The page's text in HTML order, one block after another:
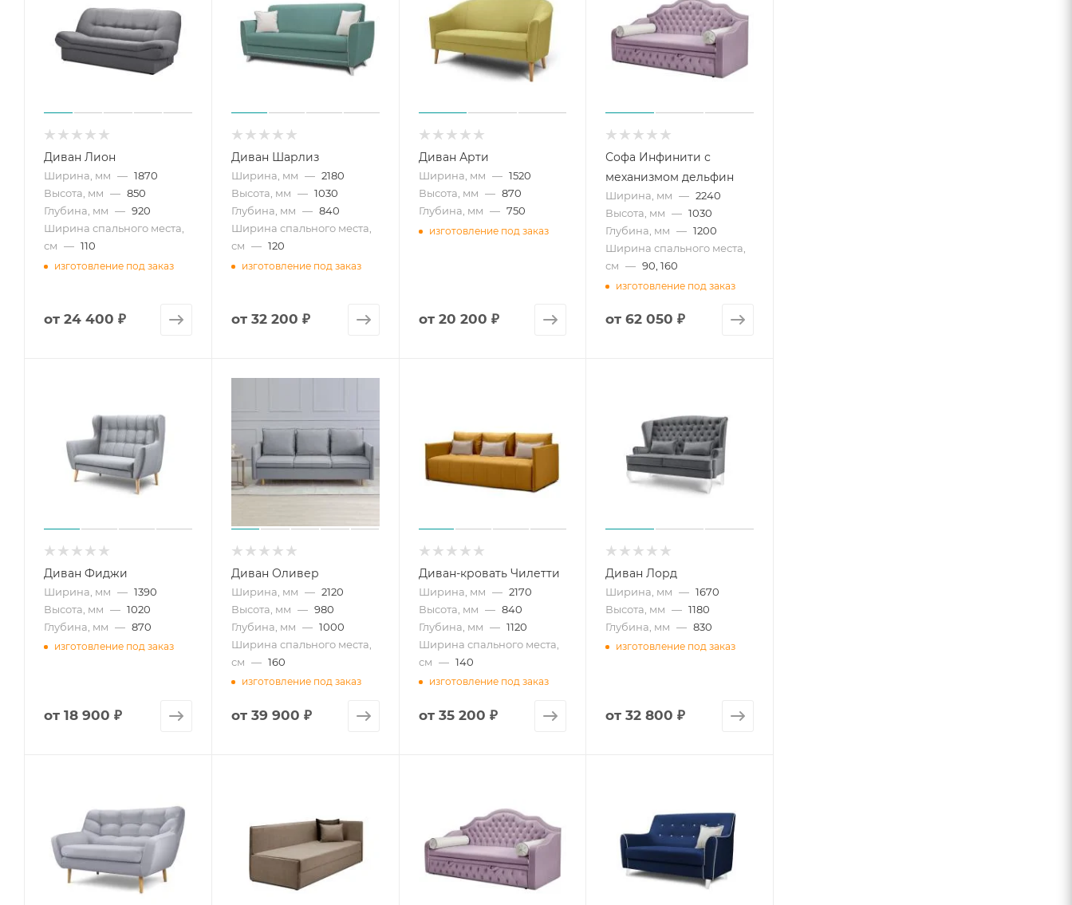
Диван Лион
Ширина, мм — 1870
Высота, мм — 850
Глубина, мм — 920
Ширина спального места,
см — 110
изготовление под заказ
от 24 400 ₽
Диван Шарлиз
Ширина, мм — 2180
Высота, мм — 1030
Глубина, мм — 840
Ширина спального места,
см — 120
изготовление под заказ
от 32 200 ₽
Диван Арти
Ширина, мм — 1520
Высота, мм — 870
Глубина, мм — 750
изготовление под заказ
от 20 200 ₽
Софа Инфинити с
механизмом дельфин
Ширина, мм — 2240
Высота, мм — 1030
Глубина, мм — 1200
Ширина спального места,
см — 90, 160
изготовление под заказ
от62 050 ₽
Диван Фиджи
Ширина, мм — 1390
Высота, мм — 1020
Глубина, мм — 870
изготовление под заказ
от 18 900 ₽
Диван Оливер
Ширина, мм — 2120
Высота, мм — 980
Глубина, мм — 1000
Ширина спального места,
см — 160
изготовление под заказ
от 39 900 ₽
Диван-кровать Чилетти
Ширина, мм — 2170
Высота, мм — 840
Глубина, мм — 1120
Ширина спального места,
см — 140
изготовление под заказ
от 35 200 ₽
Диван Лорд
Ширина, мм — 1670
Высота, мм — 1180
Глубина, мм — 830
изготовление под заказ
от32 800 ₽